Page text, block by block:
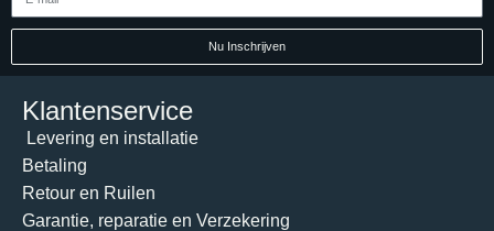
Nu Inschrijven
Klantenservice
Levering en installatie
Betaling
Retour en Ruilen
Garantie, reparatie en Verzekering